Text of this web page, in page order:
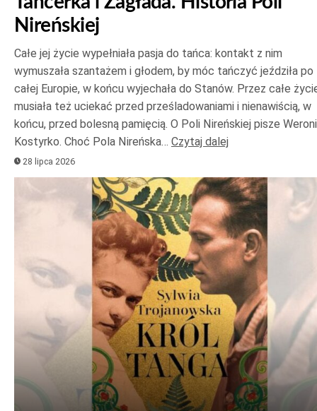
Nireńskiej
Całe jej życie wypełniała pasja do tańca: kontakt z nim
wymuszała szantażem i głodem, by móc tańczyć jeździła po
całej Europie, w końcu wyjechała do Stanów. Przez całe
musiała też uciekać przed prześladowaniami i nienawiścią, w
końcu, przed bolesną pamięcią. O Poli Nireńskiej pisze
Kostyrko. Choć Pola Nireńska… Czytaj dalej
28 lipca 2026
plików